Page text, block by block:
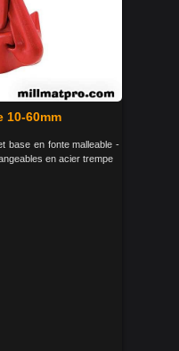
10-60mm
base en fonte malleable -
en acier trempe